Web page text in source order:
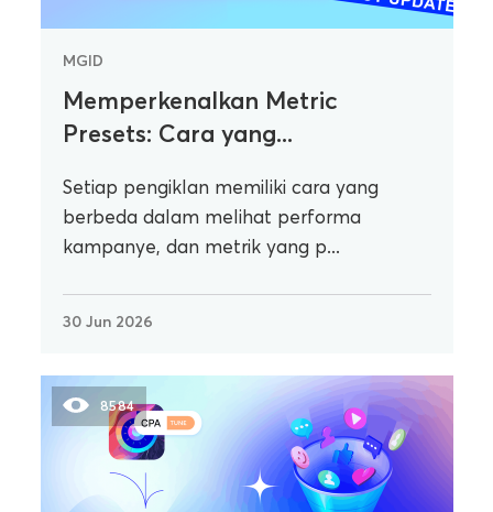
MGID
Memperkenalkan Metric
Presets: Cara yang...
Setiap pengiklan memiliki cara yang
berbeda dalam melihat performa
kampanye, dan metrik yang p...
30 Jun 2026
8584